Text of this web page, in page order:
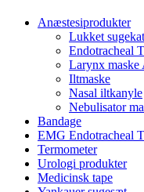
Anæstesiprodukter
Lukket
Endotracheal
Larynx maske
Iltmaske
Nasal iltkanyle
Nebulisator
Bandage
EMG Endotracheal
Termometer
Urologi produkter
Medicinsk tape